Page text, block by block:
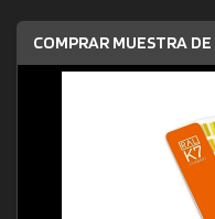
COMPRAR MUESTRA